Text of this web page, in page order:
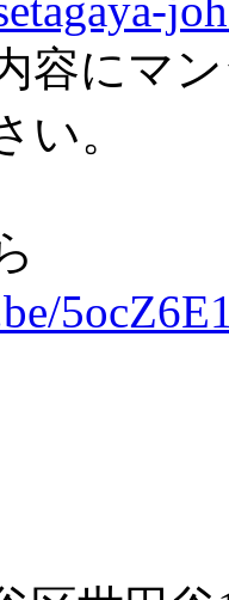
容にマ
い。